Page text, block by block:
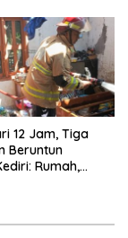
12 Jam, Tiga
Beruntun
Rumah,